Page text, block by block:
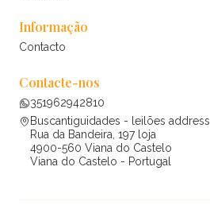
Informação
Contacto
Contacte-nos
351962942810
Buscantiguidades - leilões address
Rua da Bandeira, 197 loja
4900-560 Viana do Castelo
Viana do Castelo - Portugal